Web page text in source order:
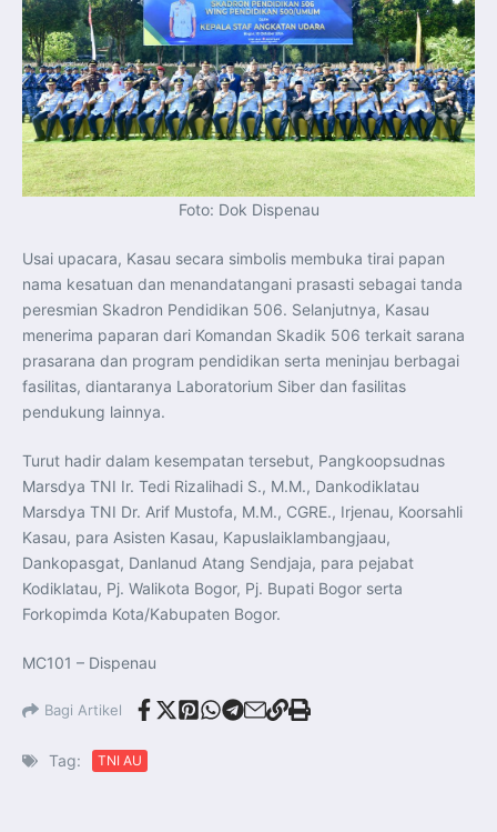
Foto: Dok Dispenau
Usai upacara, Kasau secara simbolis membuka tirai papan
nama kesatuan dan menandatangani prasasti sebagai tanda
peresmian Skadron Pendidikan 506. Selanjutnya, Kasau
menerima paparan dari Komandan Skadik 506 terkait sarana
prasarana dan program pendidikan serta meninjau berbagai
fasilitas, diantaranya Laboratorium Siber dan fasilitas
pendukung lainnya.
Turut hadir dalam kesempatan tersebut, Pangkoopsudnas
Marsdya TNI Ir. Tedi Rizalihadi S., M.M., Dankodiklatau
Marsdya TNI Dr. Arif Mustofa, M.M., CGRE., Irjenau, Koorsahli
Kasau, para Asisten Kasau, Kapuslaiklambangjaau,
Dankopasgat, Danlanud Atang Sendjaja, para pejabat
Kodiklatau, Pj. Walikota Bogor, Pj. Bupati Bogor serta
Forkopimda Kota/Kabupaten Bogor.
MC101 – Dispenau
Bagi Artikel
Tag: TNI AU